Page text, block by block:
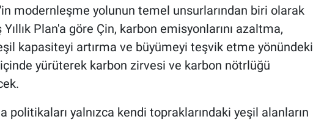
modernleşme yolunun temel unsurlarından biri olarak
Yıllık Plan'a göre Çin, karbon emisyonlarını azaltma,
kapasiteyi artırma ve büyümeyi teşvik etme yönündeki
içinde yürüterek karbon zirvesi ve karbon nötrlüğü
politikaları yalnızca kendi topraklarındaki yeşil alanların